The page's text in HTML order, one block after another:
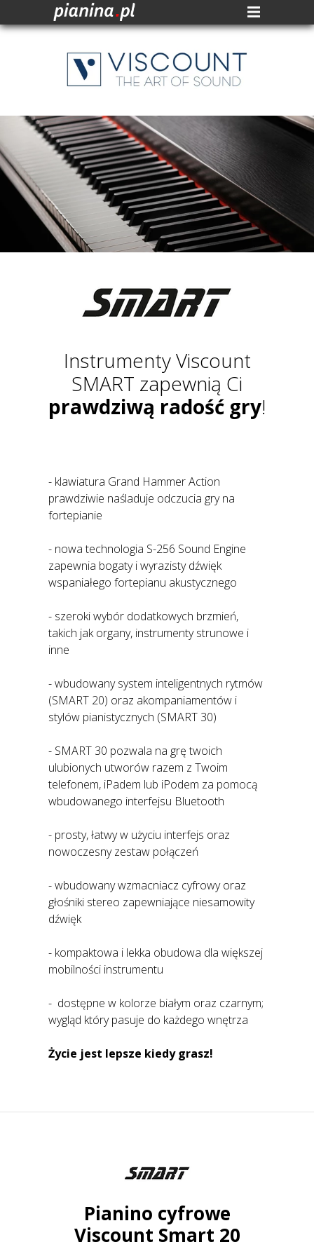
Pianino cyfrowe
Viscount Smart 20
Instrumenty Viscount
SMART zapewnią Ci
prawdziwą radość gry!
- klawiatura Grand Hammer Action
prawdziwie naśladuje odczucia gry na
fortepianie
- nowa technologia S-256 Sound Engine
zapewnia bogaty i wyrazisty dźwięk
wspaniałego fortepianu akustycznego
- szeroki wybór dodatkowych brzmień,
takich jak organy, instrumenty strunowe i
inne
- wbudowany system inteligentnych rytmów
(SMART 20) oraz akompaniamentów i
stylów pianistycznych (SMART 30)
- SMART 30 pozwala na grę twoich
ulubionych utworów razem z Twoim
telefonem, iPadem lub iPodem za pomocą
wbudowanego interfejsu Bluetooth
- prosty, łatwy w użyciu interfejs oraz
nowoczesny zestaw połączeń
- wbudowany wzmacniacz cyfrowy oraz
głośniki stereo zapewniające niesamowity
dźwięk
- kompaktowa i lekka obudowa dla większej
mobilności instrumentu
- dostępne w kolorze białym oraz czarnym;
wygląd który pasuje do każdego wnętrza
Życie jest lepsze kiedy grasz!